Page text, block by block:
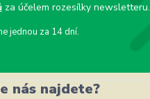
za účelem rozesílky newsletteru.
jednou za 14 dní.
nás najdete?